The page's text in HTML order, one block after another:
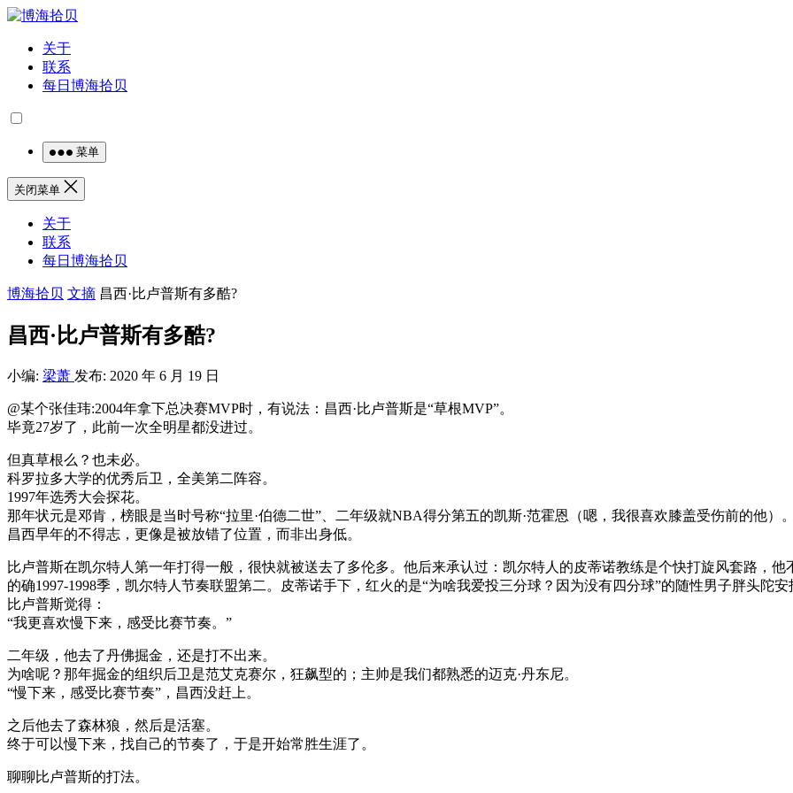
关于
联系
每日博海拾贝
菜单
关闭菜单
关于
联系
每日博海拾贝
博海拾贝 文摘 昌西·比卢普斯有多酷?
昌西·比卢普斯有多酷?
小编: 梁萧 发布: 2020 年 6 月 19 日
@某个张佳玮:2004年拿下总决赛MVP时，有说法：昌西·比卢普斯是“草根MVP”。
毕竟27岁了，此前一次全明星都没进过。
但真草根么？也未必。
科罗拉多大学的优秀后卫，全美第二阵容。
1997年选秀大会探花。
那年状元是邓肯，榜眼是当时号称“拉里·伯德二世”、二年级就NBA得分第五的凯斯·范霍恩（嗯，我很喜欢膝盖受伤前的他）。
昌西早年的不得志，更像是被放错了位置，而非出身低。
比卢普斯在凯尔特人第一年打得一般，很快就被送去了多伦多。他后来承认过：凯尔特人的皮蒂诺教练是个快打旋风套路，他
的确1997-1998季，凯尔特人节奏联盟第二。皮蒂诺手下，红火的是“为啥我爱投三分球？因为没有四分球”的随性男子胖头陀安
比卢普斯觉得：
“我更喜欢慢下来，感受比赛节奏。”
二年级，他去了丹佛掘金，还是打不出来。
为啥呢？那年掘金的组织后卫是范艾克赛尔，狂飙型的；主帅是我们都熟悉的迈克·丹东尼。
“慢下来，感受比赛节奏”，昌西没赶上。
之后他去了森林狼，然后是活塞。
终于可以慢下来，找自己的节奏了，于是开始常胜生涯了。
聊聊比卢普斯的打法。